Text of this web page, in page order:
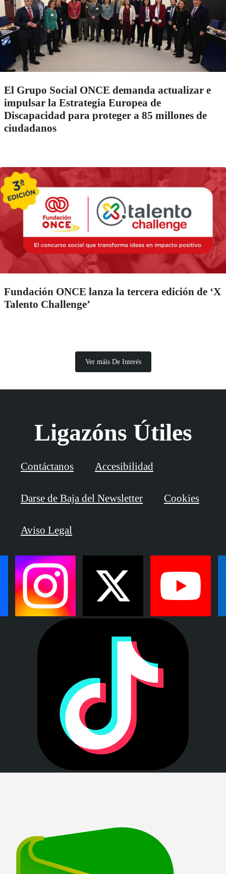
El Grupo Social ONCE demanda actualizar e
impulsar la Estrategia Europea de
Discapacidad para proteger a 85 millones de
ciudadanos
Fundación ONCE lanza la tercera edición de ‘X
Talento Challenge’
Ver máis De Interés
Ligazóns Útiles
Contáctanos Accesibilidad
Darse de Baja del Newsletter Cookies
Aviso Legal